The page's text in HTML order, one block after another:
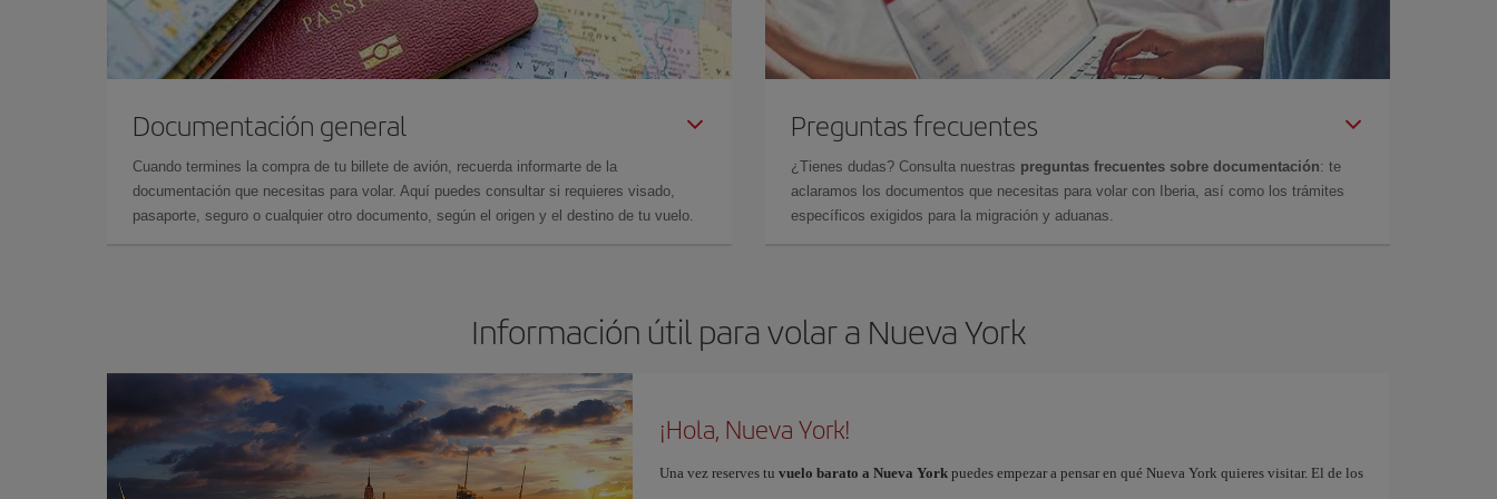
Documentación general
Cuando termines la compra de tu billete de avión, recuerda informarte de la
documentación que necesitas para volar. Aquí puedes consultar si requieres visado,
pasaporte, seguro o cualquier otro documento, según el origen y el destino de tu vuelo.
Preguntas frecuentes
¿Tienes dudas? Consulta nuestras preguntas frecuentes sobre documentación: te
aclaramos los documentos que necesitas para volar con Iberia, así como los trámites
específicos exigidos para la migración y aduanas.
Información útil para volar a Nueva York
¡Hola, Nueva York!
Una vez reserves tu vuelo barato a Nueva Yorkpuedes empezar a pensar en qué Nueva York quieres visitar. El de los